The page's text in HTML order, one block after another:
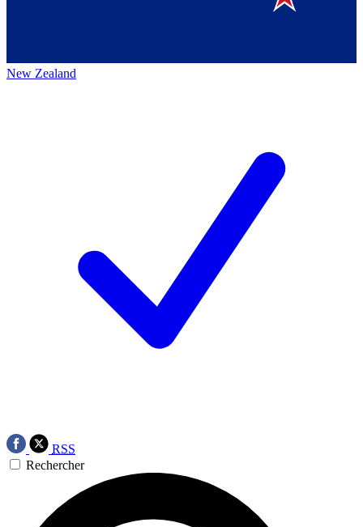
New Zealand
RSS
Rechercher